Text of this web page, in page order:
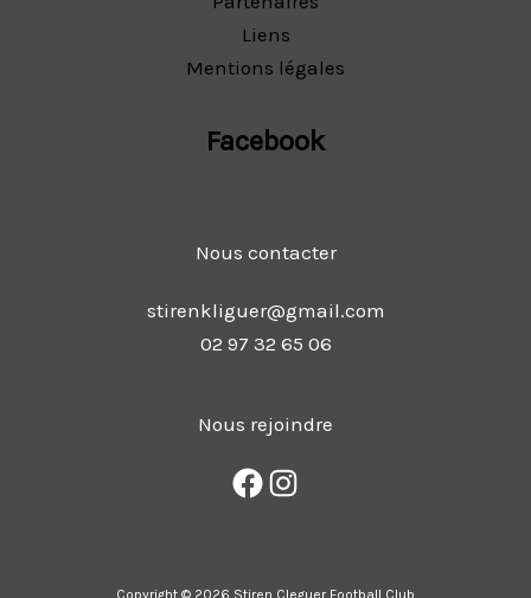
Liens
Mentions légales
Facebook
Nous contacter
stirenkliguer@gmail.com
02 97 32 65 06
Nous rejoindre
Copyright © 2026 Stiren Cleguer Football Club